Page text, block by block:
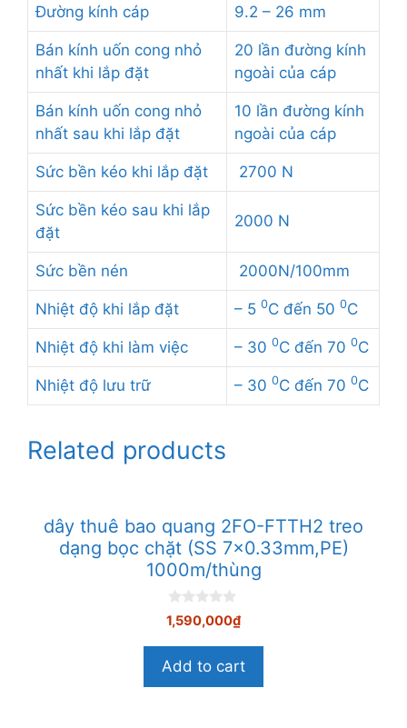
Đường kính cáp 9.2 – 26 mm
Bán kính uốn cong nhỏ
nhất khi lắp đặt
20 lần đường kính
ngoài của cáp
Bán kính uốn cong nhỏ
nhất sau khi lắp đặt
10 lần đường kính
ngoài của cáp
Sức bền kéo khi lắp đặt 2700 N
Sức bền kéo sau khi lắp
đặt
2000 N
Sức bền nén 2000N/100mm
Nhiệt độ khi lắp đặt – 5 0C đến 50 0C
Nhiệt độ khi làm việc – 30 0C đến 70 0C
Nhiệt độ lưu trữ – 30 0C đến 70 0C
Related products
dây thuê bao quang 2FO-FTTH2 treo
dạng bọc chặt (SS 7×0.33mm,PE)
1000m/thùng
0
n
à
5
1,590,000₫
Add to cart